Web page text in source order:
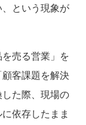
という現象が
売る営業」を
客課題を解決
た際、現場の
依存したまま